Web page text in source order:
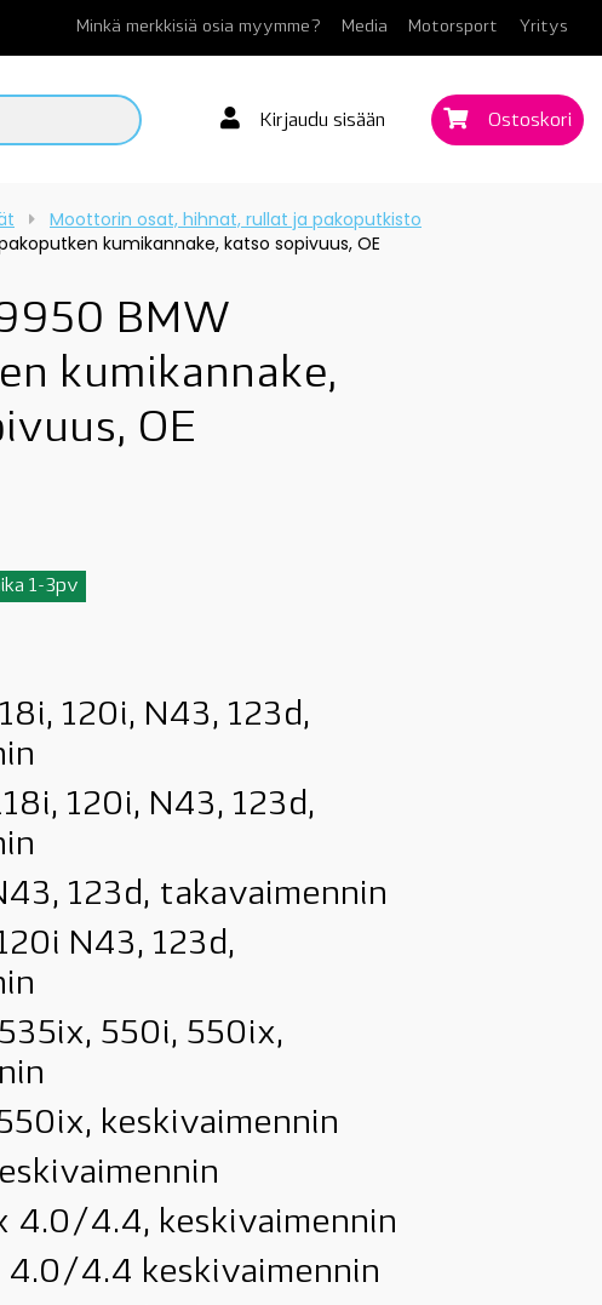
Minkä merkkisiä osia myymme? Media Motorsport Yritys
Kirjaudu sisään Ostoskori
Moottorin osat, hihnat, rullat ja pakoputkisto
kumikannake, katso sopivuus, OE
BMW
kumikannake,
OE
1-3pv
120i, N43, 123d,
120i, N43, 123d,
123d, takavaimennin
N43, 123d,
550i, 550ix,
keskivaimennin
4.0/4.4, keskivaimennin
4.0/4.4 keskivaimennin